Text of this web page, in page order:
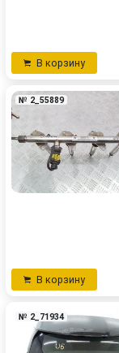
В корзину
№ 2_55889
В корзину
№ 2_71934